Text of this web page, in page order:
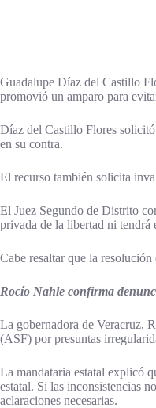
Guadalupe Díaz del Castillo
promovió un amparo para
Díaz del Castillo Flores solicitó
en su contra.
El recurso también solicita
El Juez Segundo de Distrito
privada de la libertad ni tendrá
Cabe resaltar que la
Rocío Nahle confirma
La gobernadora de Veracruz,
(ASF) por presuntas
La mandataria estatal explicó
estatal. Si las inconsistencias
aclaraciones necesarias.